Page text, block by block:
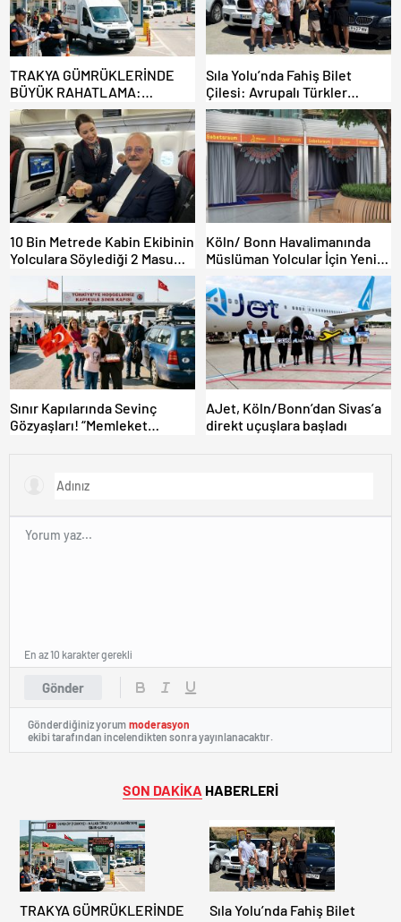
TRAKYA GÜMRÜKLERİNDE
BÜYÜK RAHATLAMA:
DEREKÖY HAFİF TİCARİ
ARAÇLARA AÇILIYOR!
Sıla Yolu’nda Fahiş Bilet
Çilesi: Avrupalı Türkler
Karayollarına Akın Etti,
Gümrükler Kilitlendi!
10 Bin Metrede Kabin Ekibinin
Yolculara Söylediği 2 Masum
Köln/ Bonn Havalimanında
Müslüman Yolcular İçin Yeni
İbadet Alanları Açıldı
Sınır Kapılarında Sevinç
Gözyaşları! “Memleket
AJet, Köln/Bonn’dan Sivas’a
direkt uçuşlara başladı
Gönder
En az 10 karakter gerekli
Gönderdiğiniz yorum moderasyon
ekibi tarafından incelendikten sonra yayınlanacaktır.
SON DAKİKA HABERLERİ
TRAKYA GÜMRÜKLERİNDE
Sıla Yolu’nda Fahiş Bilet